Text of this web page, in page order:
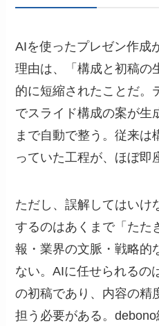
AIを使ったプレゼン作成
理由は、「構成と初稿の
的に短縮されたことだ。
でスライド構成の案が生
まで自動で整う。従来は
っていた工程が、ほぼ即
ただし、誤解してはいけ
するのはあくまで「たた
報・業界の文脈・戦略的
ない。AIに任せられるの
の初稿であり、内容の精
担う必要がある。debono